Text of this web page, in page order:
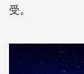
受。